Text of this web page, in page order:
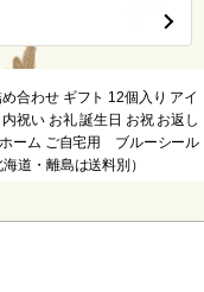
合わせ ギフト 12個入り アイ
祝い お礼 誕生日 お祝 お返し
ーム ご自宅用 ブルーシール
道・離島は送料別）